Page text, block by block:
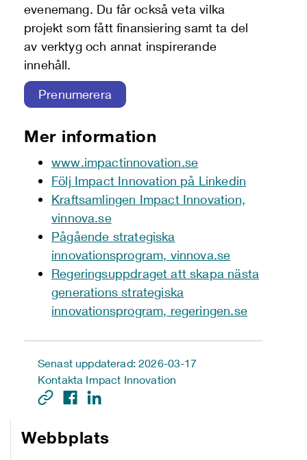
evenemang. Du får också veta vilka
projekt som fått finansiering samt ta del
av verktyg och annat inspirerande
innehåll.
Prenumerera
Mer information
www.impactinnovation.se
Följ Impact Innovation på Linkedin
Kraftsamlingen Impact Innovation,
vinnova.se
Pågående strategiska
innovationsprogram, vinnova.se
Regeringsuppdraget att skapa nästa
generations strategiska
innovationsprogram, regeringen.se
Senast uppdaterad: 2026-03-17
Kontakta Impact Innovation
Webbplats